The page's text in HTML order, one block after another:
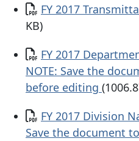
Documento
FY 2017
KB)
Documento
FY 2017
NOTE: Save the
before editing
Documento
FY 2017 Division
Save the document